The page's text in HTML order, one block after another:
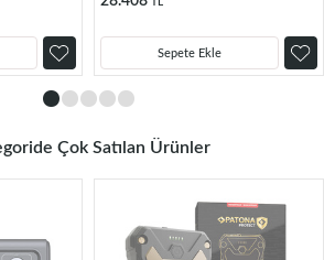
Sepete Ekle
Çok Satılan Ürünler